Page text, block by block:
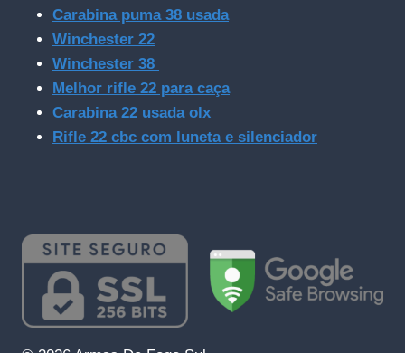
Carabina puma 38 usada
Winchester 22
Winchester 38
Melhor rifle 22 para caça
Carabina 22 usada olx
Rifle 22 cbc com luneta e silenciador